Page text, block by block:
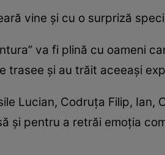
vine și cu o surpriză
va fi plină cu oameni
trasee și au trăit aceeași
Lucian, Codruța Filip,
și pentru a retrăi emoția